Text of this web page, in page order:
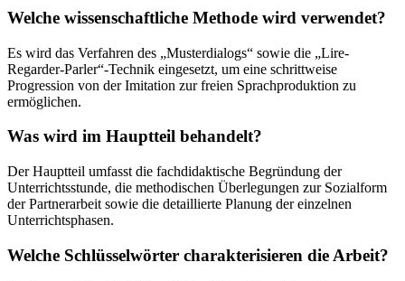
Welche wissenschaftliche Methode wird verwendet?
Es wird das Verfahren des „Musterdialogs“ sowie die „Lire-
Regarder-Parler“-Technik eingesetzt, um eine schrittweise
Progression von der Imitation zur freien Sprachproduktion zu
ermöglichen.
Was wird im Hauptteil behandelt?
Der Hauptteil umfasst die fachdidaktische Begründung der
Unterrichtsstunde, die methodischen Überlegungen zur Sozialform
der Partnerarbeit sowie die detaillierte Planung der einzelnen
Unterrichtsphasen.
Welche Schlüsselwörter charakterisieren die Arbeit?